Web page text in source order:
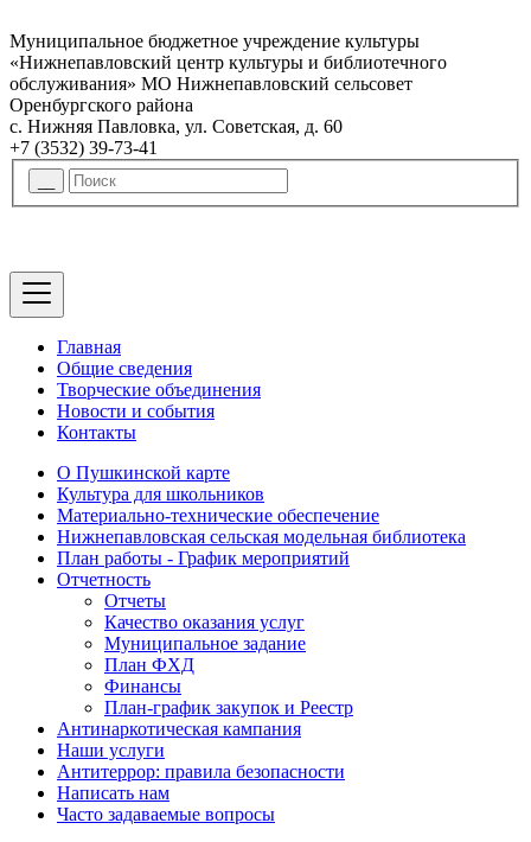
Муниципальное бюджетное учреждение культуры
«Нижнепавловский центр культуры и библиотечного
обслуживания» МО Нижнепавловский сельсовет
Оренбургского района
с. Нижняя Павловка, ул. Советская, д. 60
+7 (3532) 39-73-41
Главная
Общие сведения
Творческие объединения
Новости и события
Контакты
О Пушкинской карте
Культура для школьников
Материально-технические обеспечение
Нижнепавловская сельская модельная библиотека
План работы - График мероприятий
Отчетность
Отчеты
Качество оказания услуг
Муниципальное задание
План ФХД
Финансы
План-график закупок и Реестр
Антинаркотическая кампания
Наши услуги
Антитеррор: правила безопасности
Написать нам
Часто задаваемые вопросы